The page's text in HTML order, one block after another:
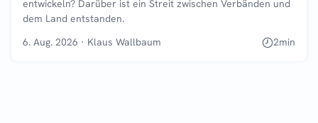
entwickeln? Darüber ist ein Streit zwischen Verbänden und
dem Land entstanden.
6. Aug. 2026 · Klaus Wallbaum 2min